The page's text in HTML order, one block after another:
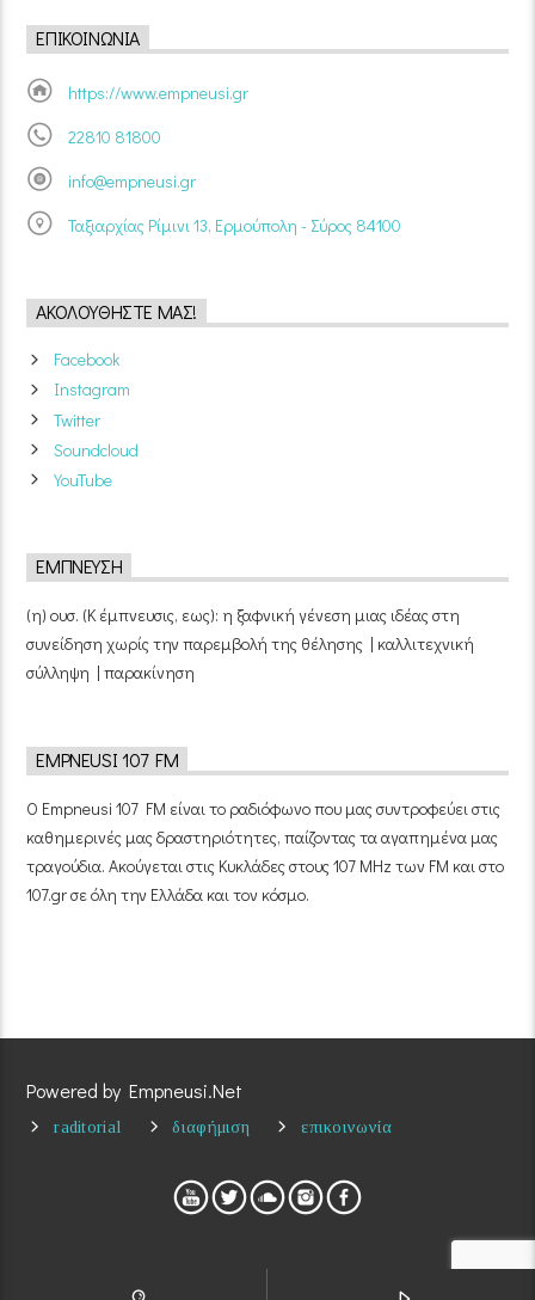
ΕΠΙΚΟΙΝΩΝΊΑ
https://www.empneusi.gr
22810 81800
info@empneusi.gr
Ταξιαρχίας Ρίμινι 13, Ερμούπολη - Σύρος 84100
ΑΚΟΛΟΥΘΉΣΤΕ ΜΑΣ!
Facebook
Instagram
Twitter
Soundcloud
YouTube
ΈΜΠΝΕΥΣΗ
(η) ουσ. (Κ έμπνευσις, εως): η ξαφνική γένεση μιας ιδέας στη
συνείδηση χωρίς την παρεμβολή της θέλησης | καλλιτεχνική
σύλληψη | παρακίνηση
EMPNEUSI 107 FM
Ο Empneusi 107 FM είναι το ραδιόφωνο που μας συντροφεύει στις
καθημερινές μας δραστηριότητες, παίζοντας τα αγαπημένα μας
τραγούδια. Ακούγεται στις Κυκλάδες στους 107 MHz των FM και στο
107.gr σε όλη την Ελλάδα και τον κόσμο.
Powered by Empneusi.Net
raditorial διαφήμιση επικοινωνία